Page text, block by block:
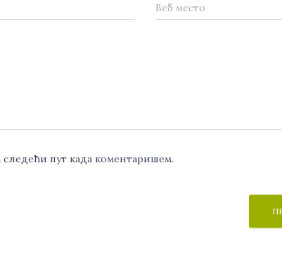
Веб место
следећи пут када коментаришем.